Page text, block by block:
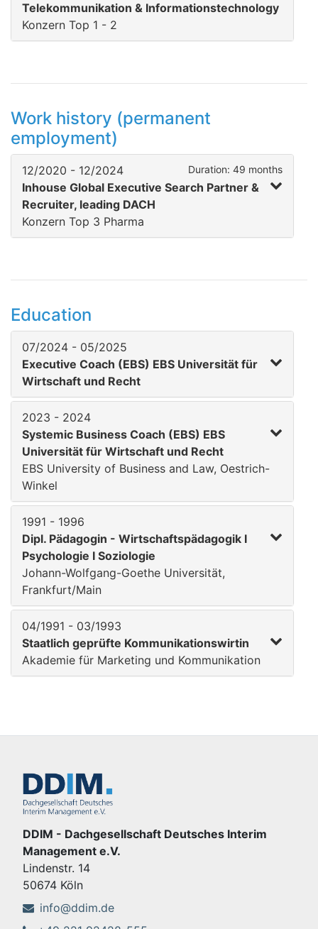
Telekommunikation & Informationstechnology
Konzern Top 1 - 2
Work history (permanent
employment)
12/2020 - 12/2024 Duration: 49 months
Inhouse Global Executive Search Partner &
Recruiter, leading DACH
Konzern Top 3 Pharma
Education
07/2024 - 05/2025
Executive Coach (EBS) EBS Universität für
Wirtschaft und Recht
2023 - 2024
Systemic Business Coach (EBS) EBS
Universität für Wirtschaft und Recht
EBS University of Business and Law, Oestrich-
Winkel
1991 - 1996
Dipl. Pädagogin - Wirtschaftspädagogik I
Psychologie I Soziologie
Johann-Wolfgang-Goethe Universität,
Frankfurt/Main
04/1991 - 03/1993
Staatlich geprüfte Kommunikationswirtin
Akademie für Marketing und Kommunikation
DDIM - Dachgesellschaft Deutsches Interim
Management e.V.
Lindenstr. 14
50674 Köln
info@ddim.de